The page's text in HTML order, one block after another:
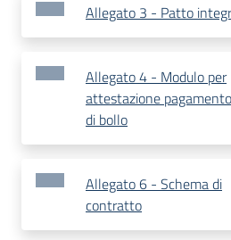
Allegato 3 - Patto
Allegato 4 - Modulo per
attestazione
di bollo
Allegato 6 - Schema di
contratto